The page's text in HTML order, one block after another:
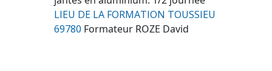
LIEU DE LA FORMATION TOUSSIEU
69780 Formateur ROZE David